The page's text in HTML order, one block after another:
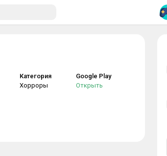
Категория
Хорроры
Google Play
Открыть